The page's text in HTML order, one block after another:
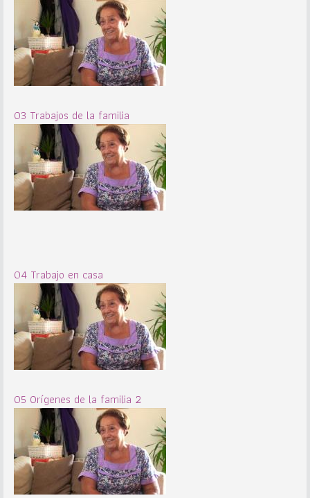
03 Trabajos de la familia
04 Trabajo en casa
05 Orígenes de la familia 2